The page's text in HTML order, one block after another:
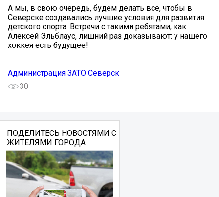
А мы, в свою очередь, будем делать всё, чтобы в
Северске создавались лучшие условия для развития
детского спорта. Встречи с такими ребятами, как
Алексей Эльблаус, лишний раз доказывают: у нашего
хоккея есть будущее!
Администрация ЗАТО Северск
30
ПОДЕЛИТЕСЬ НОВОСТЯМИ С
ЖИТЕЛЯМИ ГОРОДА